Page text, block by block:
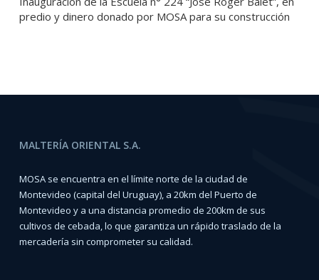
predio y dinero donado por MOSA para su construcción
MALTERÍA ORIENTAL S.A.
MOSA se encuentra en el límite norte de la ciudad de
Montevideo (capital del Uruguay), a 20km del Puerto de
Montevideo y a una distancia promedio de 200km de sus
cultivos de cebada, lo que garantiza un rápido traslado de la
mercadería sin comprometer su calidad.